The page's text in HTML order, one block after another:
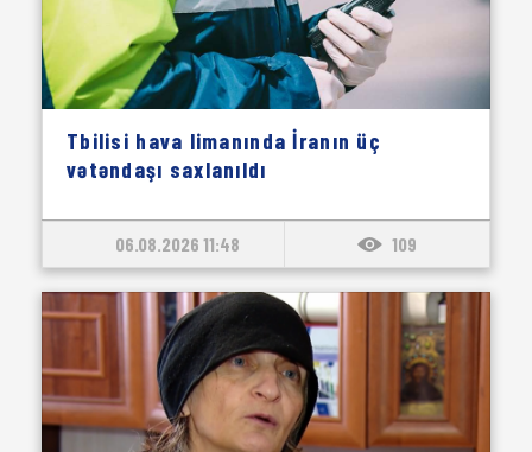
Tbilisi hava limanında İranın üç
vətəndaşı saxlanıldı
06.08.2026 11:48 109